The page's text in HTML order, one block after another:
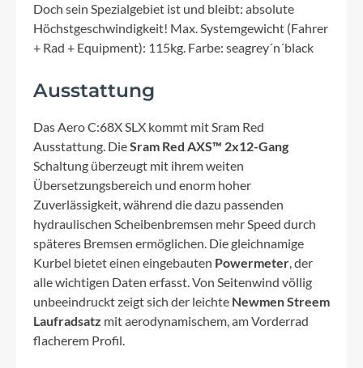
Doch sein Spezialgebiet ist und bleibt: absolute
Höchstgeschwindigkeit! Max. Systemgewicht (Fahrer
+ Rad + Equipment): 115kg. Farbe: seagrey´n´black
Ausstattung
Das Aero C:68X SLX kommt mit Sram Red
Ausstattung. DieSram Red AXS™ 2x12-Gang
Schaltung überzeugt mit ihrem weiten
Übersetzungsbereich und enorm hoher
Zuverlässigkeit, während die dazu passenden
hydraulischen Scheibenbremsen mehr Speed durch
späteres Bremsen ermöglichen. Die gleichnamige
Kurbel bietet einen eingebauten Powermeter, der
alle wichtigen Daten erfasst. Von Seitenwind völlig
unbeeindruckt zeigt sich der leichte Newmen Streem
Laufradsatz mit aerodynamischem, am Vorderrad
flacherem Profil.